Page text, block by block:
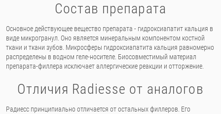
Состав препарата
Основное действующее вещество препарата - гидроксиапатит кальция в
виде микрогранул. Оно является минеральным компонентом костной
ткани и ткани зубов. Микросферы гидроксиапатита кальция равномерно
распределены в водном геле-носителе. Биосовместимый материал
препарата-филлера исключает аллергические реакции и отторжение.
Отличия Radiesse от аналогов
Радиесс принципиально отличается от остальных филлеров. Его